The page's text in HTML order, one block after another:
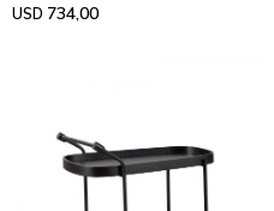
USD 734,00